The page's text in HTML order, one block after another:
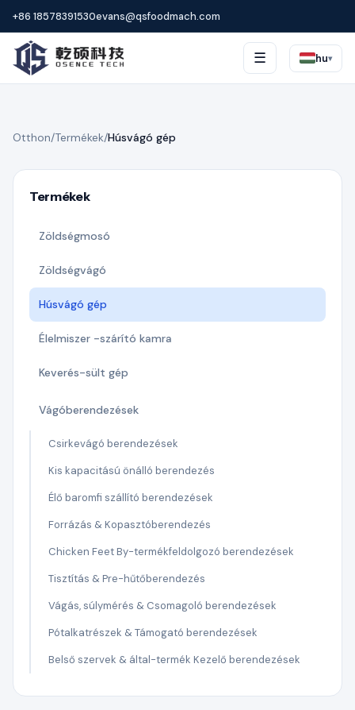
+86 18578391530evans@qsfoodmach.com
☰ hu▾
Otthon/Termékek/Húsvágó gép
Termékek
Zöldségmosó
Zöldségvágó
Húsvágó gép
Élelmiszer -szárító kamra
Keverés-sült gép
Vágóberendezések
Csirkevágó berendezések
Kis kapacitású önálló berendezés
Élő baromfi szállító berendezések
Forrázás & Kopasztóberendezés
Chicken Feet By-termékfeldolgozó berendezések
Tisztítás & Pre-hűtőberendezés
Vágás, súlymérés & Csomagoló berendezések
Pótalkatrészek & Támogató berendezések
Belső szervek & által-termék Kezelő berendezések